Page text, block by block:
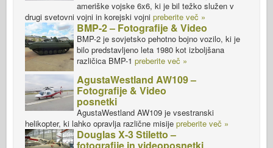
ameriške vojske 6x6, ki je bil težko služen v
drugi svetovni vojni in korejski vojni preberite več »
BMP-2 – Fotografije & Video
BMP-2 je sovjetsko pehotno bojno vozilo, ki je
bilo predstavljeno leta 1980 kot izboljšana
različica BMP-1 preberite več »
AgustaWestland AW109 –
Fotografije & Video
posnetki
AgustaWestland AW109 je vsestranski
helikopter, ki lahko opravlja različne misije preberite več »
Douglas X-3 Stiletto –